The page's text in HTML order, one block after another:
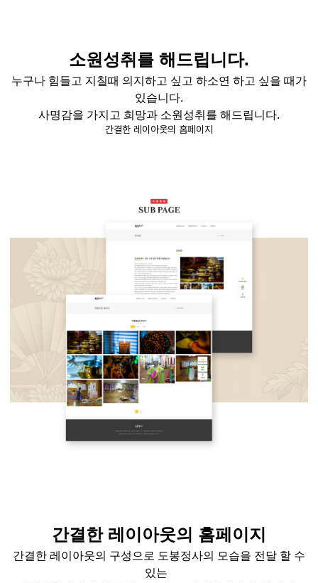
소원성취를 해드립니다.
누구나 힘들고 지칠때 의지하고 싶고 하소연 하고 싶을 때가
있습니다.
사명감을 가지고 희망과 소원성취를 해드립니다.
간결한 레이아웃의 홈페이지
간결한 레이아웃의 홈페이지
간결한 레이아웃의 구성으로 도봉정사의 모습을 전달 할 수
있는